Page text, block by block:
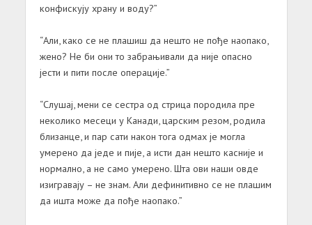
конфискују храну и воду?”
“Али, како се не плашиш да нешто не пође наопако,
жено? Не би они то забрањивали да није опасно
јести и пити после операције.”
“Слушај, мени се сестра од стрица породила пре
неколико месеци у Канади, царским резом, родила
близанце, и пар сати након тога одмах је могла
умерено да једе и пије, а исти дан нешто касније и
нормално, а не само умерено. Шта ови наши овде
изигравају – не знам. Али дефинитивно се не плашим
да ишта може да пође наопако.”